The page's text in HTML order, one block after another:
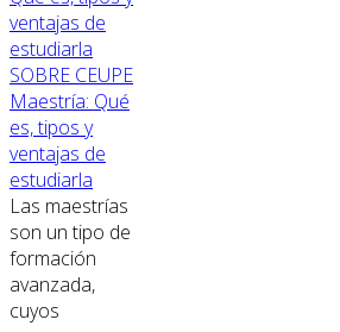
SOBRE CEUPE
Maestría: Qué
es, tipos y
ventajas de
estudiarla
Las maestrías
son un tipo de
formación
avanzada,
cuyos